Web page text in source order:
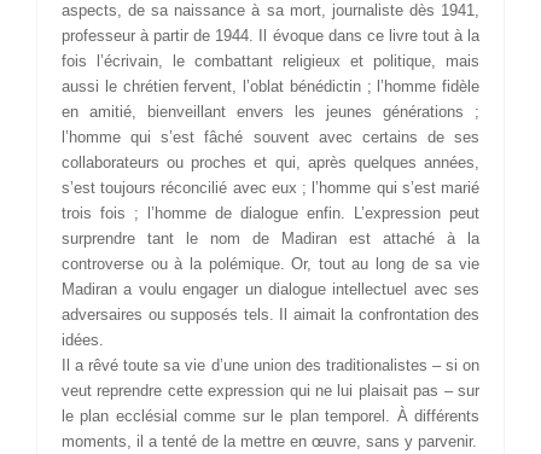
aspects, de sa naissance à sa mort, journaliste dès 1941,
professeur à partir de 1944. Il évoque dans ce livre tout à la
fois l’écrivain, le combattant religieux et politique, mais
aussi le chrétien fervent, l’oblat bénédictin ; l’homme fidèle
en amitié, bienveillant envers les jeunes générations ;
l’homme qui s’est fâché souvent avec certains de ses
collaborateurs ou proches et qui, après quelques années,
s’est toujours réconcilié avec eux ; l’homme qui s’est marié
trois fois ; l’homme de dialogue enfin. L’expression peut
surprendre tant le nom de Madiran est attaché à la
controverse ou à la polémique. Or, tout au long de sa vie
Madiran a voulu engager un dialogue intellectuel avec ses
adversaires ou supposés tels. Il aimait la confrontation des
idées.
Il a rêvé toute sa vie d’une union des traditionalistes – si on
veut reprendre cette expression qui ne lui plaisait pas – sur
le plan ecclésial comme sur le plan temporel. À différents
moments, il a tenté de la mettre en œuvre, sans y parvenir.